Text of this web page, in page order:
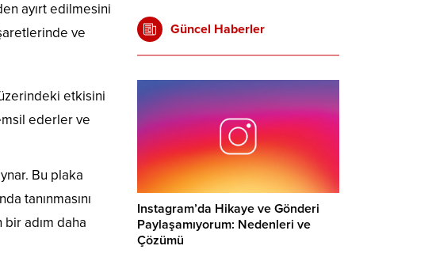
ayırt edilmesini
ve
etkisini
ederler ve
Bu plaka
tanınmasını
adım daha
Güncel Haberler
Instagram’da Hikaye ve Gönderi
Paylaşamıyorum: Nedenleri ve
Çözümü